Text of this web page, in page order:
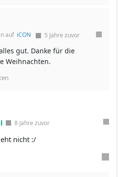
auf iCON 5 Jahre zuvor
gut. Danke für die
Weihnachten.
8 Jahre zuvor
nicht :/